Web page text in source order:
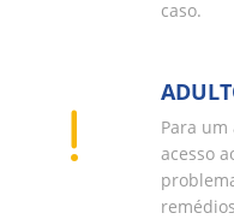
caso.
Para
acesso